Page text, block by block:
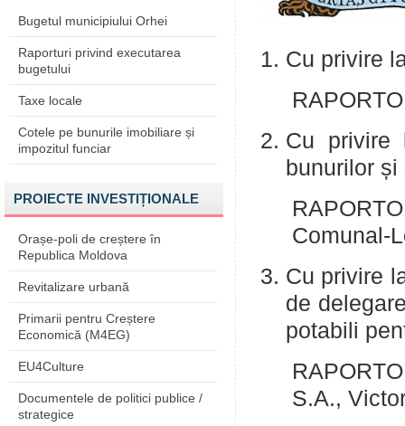
Bugetul municipiului Orhei
Raporturi privind executarea
bugetului
Taxe locale
Cotele pe bunurile imobiliare și
impozitul funciar
PROIECTE INVESTIȚIONALE
Orașe-poli de creștere în
Republica Moldova
Revitalizare urbană
Primarii pentru Creștere
Economică (M4EG)
EU4Culture
Documentele de politici publice /
strategice
Cu privire
Cu privire
bunurilor
Comunal-
Cu privire
de
potabili
S.A.,